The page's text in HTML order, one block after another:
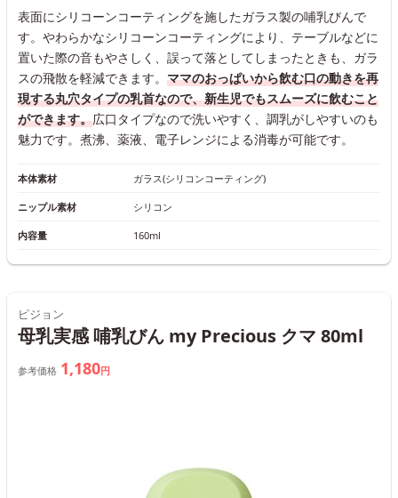
表面にシリコーンコーティングを施したガラス製の哺乳びんで
す。やわらかなシリコーンコーティングにより、テーブルなどに
置いた際の音もやさしく、誤って落としてしまったときも、ガラ
スの飛散を軽減できます。 ママのおっぱいから飲む口の動きを再
現する丸穴タイプの乳首なので、新生児でもスムーズに飲むこと
ができます。広口タイプなので洗いやすく、調乳がしやすいのも
魅力です。煮沸、薬液、電子レンジによる消毒が可能です。
本体素材 ガラス(シリコンコーティング)
ニップル素材 シリコン
内容量 160ml
ピジョン
母乳実感 哺乳びん my Precious クマ 80ml
参考価格 1,180円